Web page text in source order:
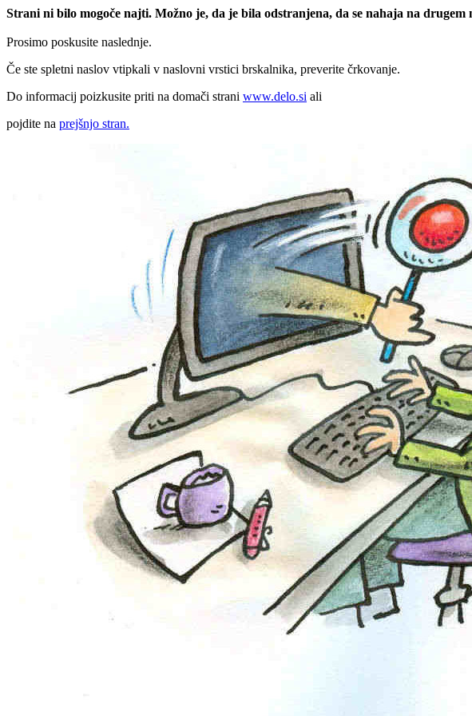
Strani ni bilo mogoče najti. Možno je, da je bila odstranjena, da se nahaja na
Prosimo poskusite naslednje.
Če ste spletni naslov vtipkali v naslovni vrstici brskalnika, preverite črkovanje.
Do informacij poizkusite priti na domači strani www.delo.si ali
pojdite na prejšnjo stran.